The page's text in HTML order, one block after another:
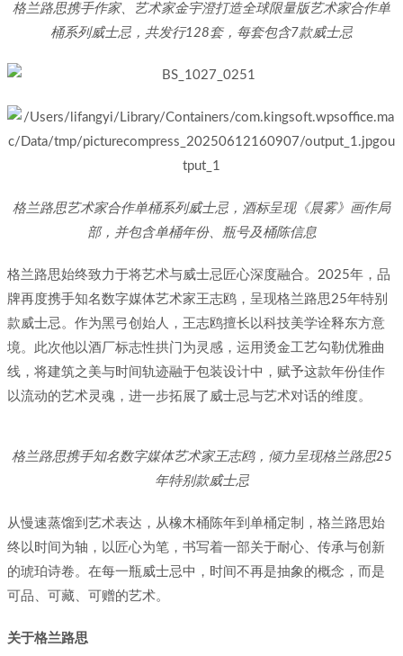
格兰路思携手作家、艺术家金宇澄打造全球限量版艺术家合作单
桶系列威士忌， 共发行128套，每套包含7款威士忌
格兰路思艺术家合作单桶系列威士忌， 酒标呈现《晨雾》画作局
部，并包含单桶年份、瓶号及桶陈信息
格兰路思始终致力于将艺术与威士忌匠心深度融合。2025年，品
牌再度携手知名数字媒体艺术家王志鸥，呈现格兰路思25年特别
款威士忌。作为黑弓创始人，王志鸥擅长以科技美学诠释东方意
境。此次他以酒厂标志性拱门为灵感，运用烫金工艺勾勒优雅曲
线，将建筑之美与时间轨迹融于包装设计中，赋予这款年份佳作
以流动的艺术灵魂，进一步拓展了威士忌与艺术对话的维度。
格兰路思携手知名数字媒体艺术家王志鸥，倾力呈现格兰路思25
年特别款威士忌
从慢速蒸馏到艺术表达，从橡木桶陈年到单桶定制，格兰路思始
终以时间为轴，以匠心为笔，书写着一部关于耐心、传承与创新
的琥珀诗卷。在每一瓶威士忌中，时间不再是抽象的概念，而是
可品、可藏、可赠的艺术。
关于格兰路思